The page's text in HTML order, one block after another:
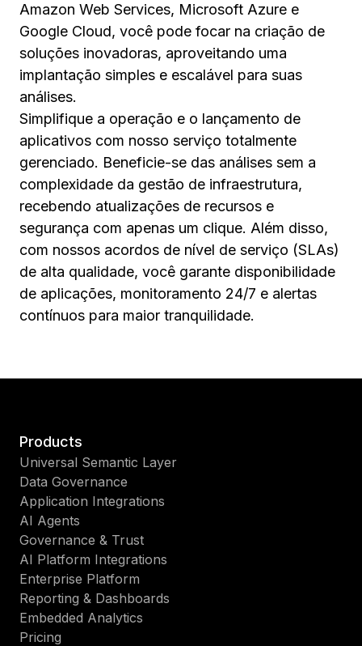
Amazon Web Services, Microsoft Azure e
Google Cloud, você pode focar na criação de
soluções inovadoras, aproveitando uma
implantação simples e escalável para suas
análises.
Simplifique a operação e o lançamento de
aplicativos com nosso serviço totalmente
gerenciado. Beneficie-se das análises sem a
complexidade da gestão de infraestrutura,
recebendo atualizações de recursos e
segurança com apenas um clique. Além disso,
com nossos acordos de nível de serviço (SLAs)
de alta qualidade, você garante disponibilidade
de aplicações, monitoramento 24/7 e alertas
contínuos para maior tranquilidade.
Products
Universal Semantic Layer
Data Governance
Application Integrations
AI Agents
Governance & Trust
AI Platform Integrations
Enterprise Platform
Reporting & Dashboards
Embedded Analytics
Pricing